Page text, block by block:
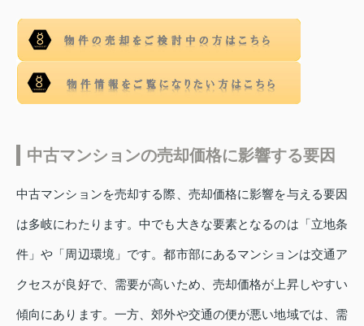
中古マンションの売却価格に影響する要因
中古マンションを売却する際、売却価格に影響を与える要因
は多岐にわたります。中でも大きな要素となるのは「立地条
件」や「周辺環境」です。都市部にあるマンションは交通ア
クセスが良好で、需要が高いため、売却価格が上昇しやすい
傾向にあります。一方、郊外や交通の便が悪い地域では、需